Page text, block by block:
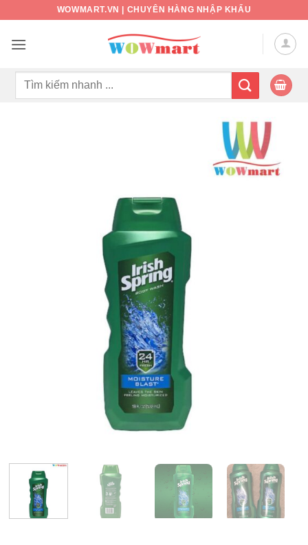
nội
WOWMART.VN | CHUYÊN HÀNG NHẬP KHẨU
Tìm